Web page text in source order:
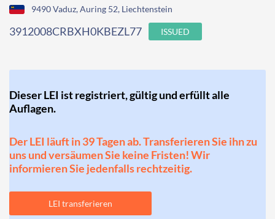
9490 Vaduz, Auring 52, Liechtenstein
3912008CRBXH0KBEZL77 ISSUED
Dieser LEI ist registriert, gültig und erfüllt alle
Auflagen.
Der LEI läuft in 39 Tagen ab. Transferieren Sie ihn zu
uns und versäumen Sie keine Fristen! Wir
informieren Sie jedenfalls rechtzeitig.
LEI transferieren